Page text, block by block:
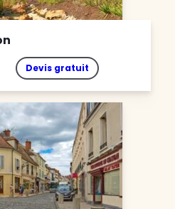
Devis gratuit